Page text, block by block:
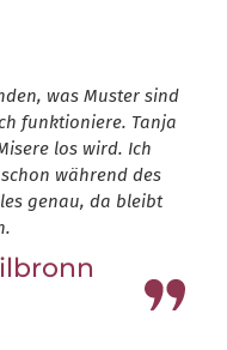
was Muster sind
funktioniere. Tanja
los wird. Ich
während des
genau, da bleibt